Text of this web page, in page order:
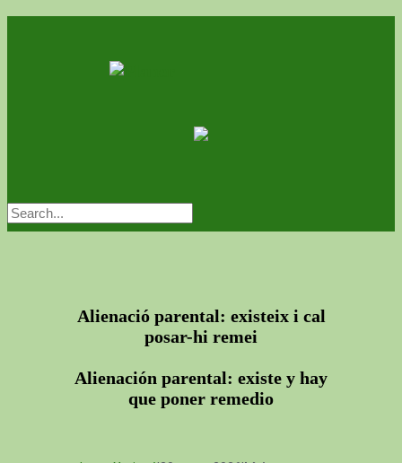
Alienació parental: existeix i cal
posar-hi remei
Alienación parental: existe y hay
que poner remedio